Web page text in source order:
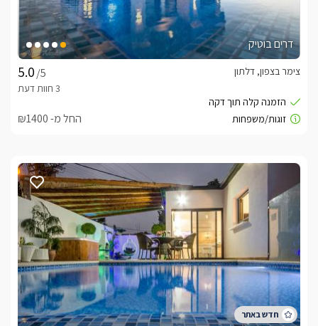
דרים בוטיק
/5
צימר בצפון, דלתון
החל מ- ₪1400